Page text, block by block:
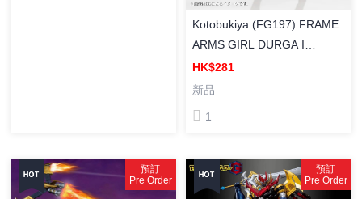
Kotobukiya (FG197) FRAME
ARMS GIRL DURGA I
〈Bunny Style〉組裝模型
HK$281
新品
1
預訂
Pre Order
預訂
Pre Order